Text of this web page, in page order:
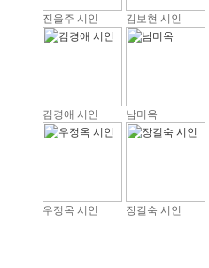
진을주 시인 김보현 시인
김경애 시인 남미옥
우정옥 시인 장길숙 시인